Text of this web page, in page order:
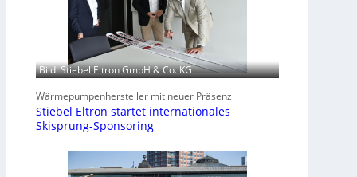
Bild: Stiebel Eltron GmbH & Co. KG
Wärmepumpenhersteller mit neuer Präsenz
Stiebel Eltron startet internationales
Skisprung-Sponsoring